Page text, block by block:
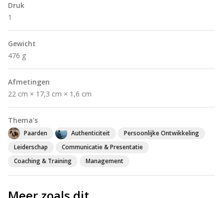
Druk
1
Gewicht
476 g
Afmetingen
22 cm × 17,3 cm × 1,6 cm
Thema's
Paarden Authenticiteit
Persoonlijke Ontwikkeling
Leiderschap
Communicatie & Presentatie
Coaching & Training
Management